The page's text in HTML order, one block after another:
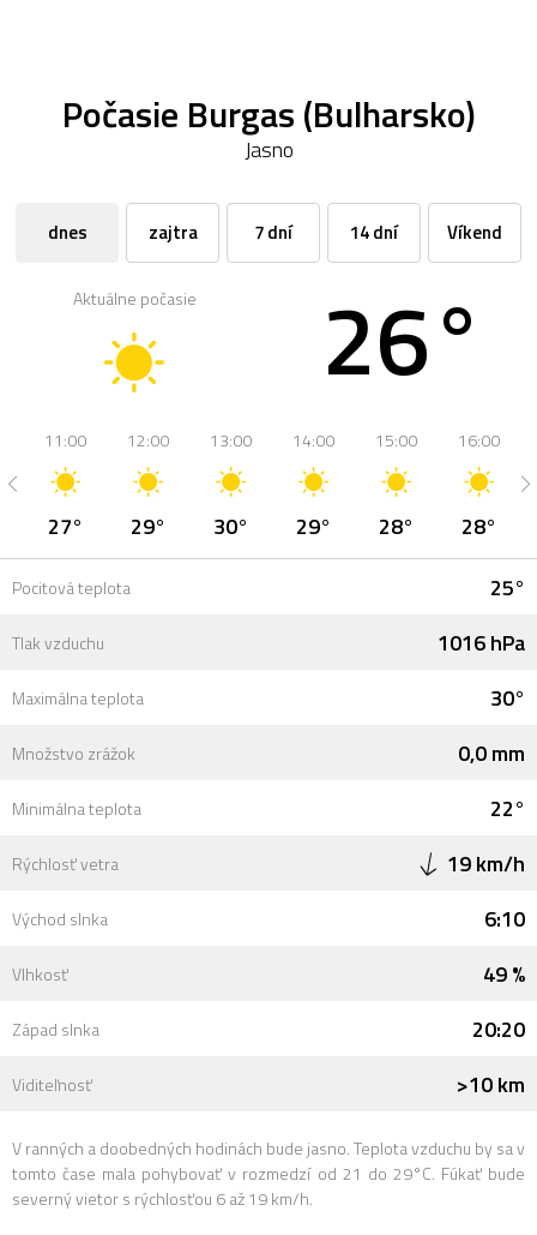
Počasie Burgas (Bulharsko)
Jasno
dnes zajtra 7 dní 14 dní Víkend
Aktuálne počasie 26°
11:00
27°
12:00
29°
13:00
30°
14:00
29°
15:00
28°
16:00
28°
Pocitová teplota 25°
Tlak vzduchu 1016 hPa
Maximálna teplota 30°
Množstvo zrážok 0,0 mm
Minimálna teplota 22°
Rýchlosť vetra 19 km/h
Východ slnka 6:10
Vlhkosť 49 %
Západ slnka 20:20
Viditeľnosť >10 km
V ranných a doobedných hodinách bude jasno. Teplota vzduchu by sa v
tomto čase mala pohybovať v rozmedzí od 21 do 29°C. Fúkať bude
severný vietor s rýchlosťou 6 až 19 km/h.